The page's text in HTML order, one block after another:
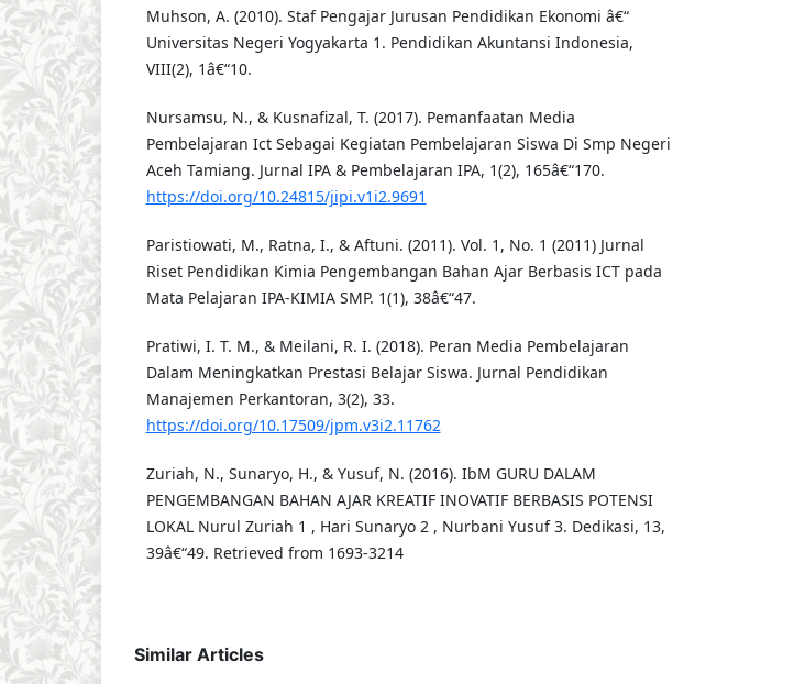
Muhson, A. (2010). Staf Pengajar Jurusan Pendidikan Ekonomi â€“
Universitas Negeri Yogyakarta 1. Pendidikan Akuntansi Indonesia,
VIII(2), 1â€“10.
Nursamsu, N., & Kusnafizal, T. (2017). Pemanfaatan Media
Pembelajaran Ict Sebagai Kegiatan Pembelajaran Siswa Di Smp Negeri
Aceh Tamiang. Jurnal IPA & Pembelajaran IPA, 1(2), 165â€“170.
https://doi.org/10.24815/jipi.v1i2.9691
Paristiowati, M., Ratna, I., & Aftuni. (2011). Vol. 1, No. 1 (2011) Jurnal
Riset Pendidikan Kimia Pengembangan Bahan Ajar Berbasis ICT pada
Mata Pelajaran IPA-KIMIA SMP. 1(1), 38â€“47.
Pratiwi, I. T. M., & Meilani, R. I. (2018). Peran Media Pembelajaran
Dalam Meningkatkan Prestasi Belajar Siswa. Jurnal Pendidikan
Manajemen Perkantoran, 3(2), 33.
https://doi.org/10.17509/jpm.v3i2.11762
Zuriah, N., Sunaryo, H., & Yusuf, N. (2016). IbM GURU DALAM
PENGEMBANGAN BAHAN AJAR KREATIF INOVATIF BERBASIS POTENSI
LOKAL Nurul Zuriah 1 , Hari Sunaryo 2 , Nurbani Yusuf 3. Dedikasi, 13,
39â€“49. Retrieved from 1693-3214
Similar Articles